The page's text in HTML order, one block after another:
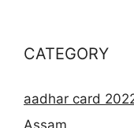
CATEGORY
aadhar card
Assam